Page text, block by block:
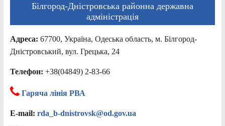
Білгород-Дністровська районна державна
адміністрація
Адреса: 67700, Україна, Одеська область, м. Білгород-
Дністровський, вул. Грецька, 24
Телефон: +38(04849) 2-83-66
Гаряча лінія РВА
E-mail: rda_b-dnistrovsk@od.gov.ua